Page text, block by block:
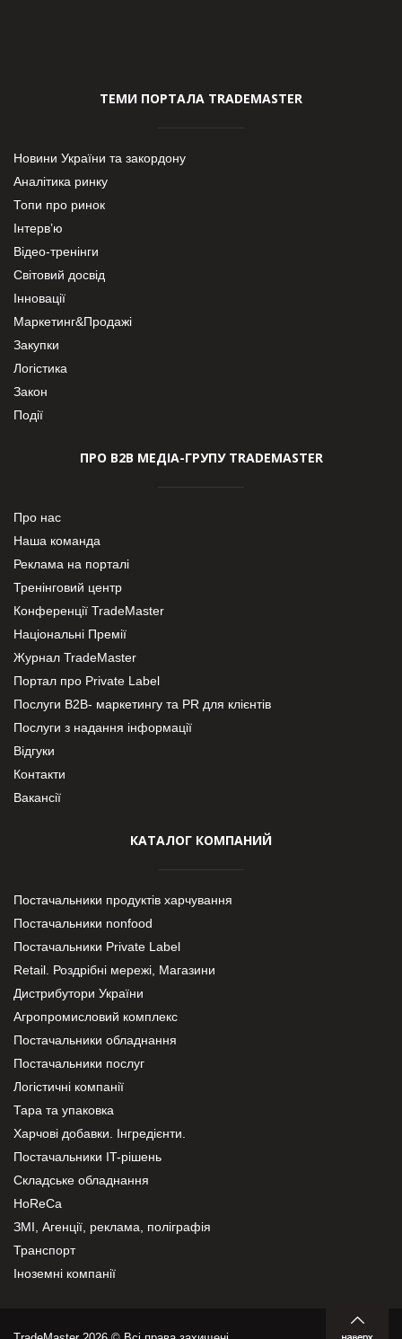
ТЕМИ ПОРТАЛА TRADEMASTER
Новини України та закордону
Аналітика ринку
Топи про ринок
Інтерв’ю
Відео-тренінги
Світовий досвід
Інновації
Маркетинг&Продажі
Закупки
Логістика
Закон
Події
ПРО В2В МЕДІА-ГРУПУ TRADEMASTER
Про нас
Наша команда
Реклама на порталі
Тренінговий центр
Конференції TradeMaster
Національні Премії
Журнал TradeMaster
Портал про Private Label
Послуги В2В- маркетингу та PR для клієнтів
Послуги з надання інформації
Відгуки
Контакти
Вакансії
КАТАЛОГ КОМПАНИЙ
Постачальники продуктів харчування
Постачальники nonfood
Постачальники Private Label
Retail. Роздрібні мережі, Магазини
Дистрибутори України
Агропромисловий комплекс
Постачальники обладнання
Постачальники послуг
Логістичні компанії
Тара та упаковка
Харчові добавки. Інгредієнти.
Постачальники IT-рішень
Складське обладнання
HoReCa
ЗМІ, Агенції, реклама, поліграфія
Транспорт
Іноземні компанії